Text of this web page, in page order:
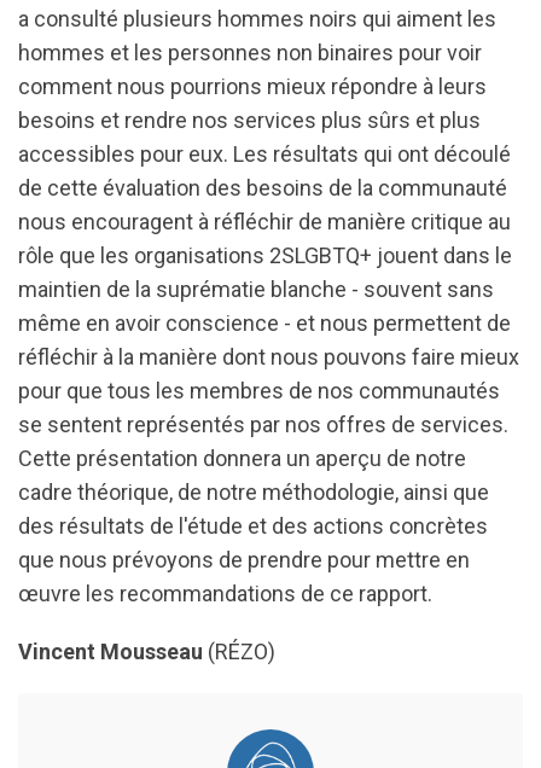
a consulté plusieurs hommes noirs qui aiment les
hommes et les personnes non binaires pour voir
comment nous pourrions mieux répondre à leurs
besoins et rendre nos services plus sûrs et plus
accessibles pour eux. Les résultats qui ont découlé
de cette évaluation des besoins de la communauté
nous encouragent à réfléchir de manière critique au
rôle que les organisations 2SLGBTQ+ jouent dans le
maintien de la suprématie blanche - souvent sans
même en avoir conscience - et nous permettent de
réfléchir à la manière dont nous pouvons faire mieux
pour que tous les membres de nos communautés
se sentent représentés par nos offres de services.
Cette présentation donnera un aperçu de notre
cadre théorique, de notre méthodologie, ainsi que
des résultats de l'étude et des actions concrètes
que nous prévoyons de prendre pour mettre en
œuvre les recommandations de ce rapport.
Vincent Mousseau (RÉZO)